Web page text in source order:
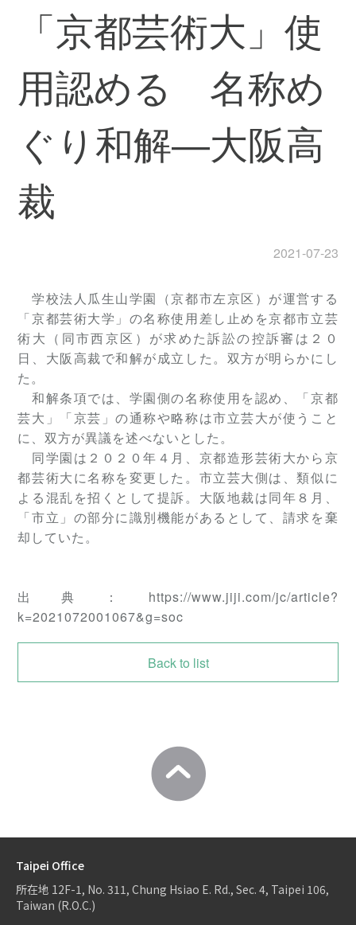
「京都芸術大」使
用認める 名称め
ぐり和解―大阪高
裁
2021-07-23
学校法人瓜生山学園（京都市左京区）が運営する
「京都芸術大学」の名称使用差し止めを京都市立芸
術大（同市西京区）が求めた訴訟の控訴審は２０
日、大阪高裁で和解が成立した。双方が明らかにし
た。
和解条項では、学園側の名称使用を認め、「京都
芸大」「京芸」の通称や略称は市立芸大が使うこと
に、双方が異議を述べないとした。
同学園は２０２０年４月、京都造形芸術大から京
都芸術大に名称を変更した。市立芸大側は、類似に
よる混乱を招くとして提訴。大阪地裁は同年８月、
「市立」の部分に識別機能があるとして、請求を棄
却していた。
出典：https://www.jiji.com/jc/article?
k=2021072001067&g=soc
Back to list
Taipei Office
所在地 12F-1, No. 311, Chung Hsiao E. Rd., Sec. 4, Taipei 106,
Taiwan (R.O.C.)